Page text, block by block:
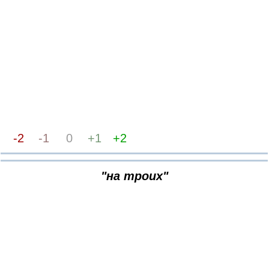
-2 -1 0 +1 +2
"на троих"